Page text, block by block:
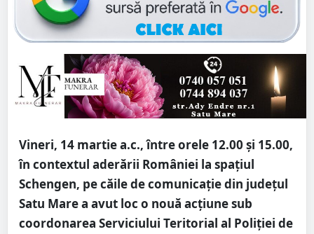
Vineri, 14 martie a.c., între orele 12.00 și 15.00,
în contextul aderării României la spațiul
Schengen, pe căile de comunicație din județul
Satu Mare a avut loc o nouă acțiune sub
coordonarea Serviciului Teritorial al Poliției de